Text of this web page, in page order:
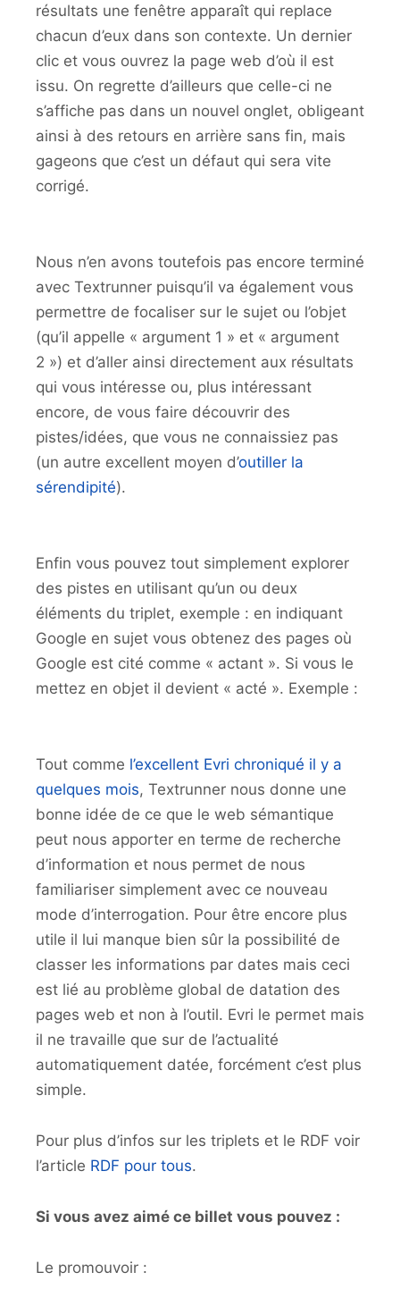
résultats une fenêtre apparaît qui replace
chacun d’eux dans son contexte. Un dernier
clic et vous ouvrez la page web d’où il est
issu. On regrette d’ailleurs que celle-ci ne
s’affiche pas dans un nouvel onglet, obligeant
ainsi à des retours en arrière sans fin, mais
gageons que c’est un défaut qui sera vite
corrigé.
Nous n’en avons toutefois pas encore terminé
avec Textrunner puisqu’il va également vous
permettre de focaliser sur le sujet ou l’objet
(qu’il appelle « argument 1 » et « argument
2 ») et d’aller ainsi directement aux résultats
qui vous intéresse ou, plus intéressant
encore, de vous faire découvrir des
pistes/idées, que vous ne connaissiez pas
(un autre excellent moyen d’outiller la
sérendipité).
Enfin vous pouvez tout simplement explorer
des pistes en utilisant qu’un ou deux
éléments du triplet, exemple : en indiquant
Google en sujet vous obtenez des pages où
Google est cité comme « actant ». Si vous le
mettez en objet il devient « acté ». Exemple :
Tout comme l’excellent Evri chroniqué il y a
quelques mois, Textrunner nous donne une
bonne idée de ce que le web sémantique
peut nous apporter en terme de recherche
d’information et nous permet de nous
familiariser simplement avec ce nouveau
mode d’interrogation. Pour être encore plus
utile il lui manque bien sûr la possibilité de
classer les informations par dates mais ceci
est lié au problème global de datation des
pages web et non à l’outil. Evri le permet mais
il ne travaille que sur de l’actualité
automatiquement datée, forcément c’est plus
simple.
Pour plus d’infos sur les triplets et le RDF voir
l’article RDF pour tous.
Si vous avez aimé ce billet vous pouvez :
Le promouvoir :